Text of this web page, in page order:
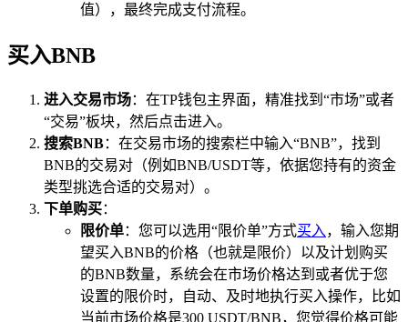
值），最终完成支付流程。
买入BNB
进入交易市场：在TP钱包主界面，精准找到“市场”或者
“交易”板块，然后点击进入。
搜索BNB：在交易市场的搜索栏中输入“BNB”，找到
BNB的交易对（例如BNB/USDT等，依据您持有的资金
类型挑选合适的交易对）。
下单购买：
限价单：您可以选用“限价单”方式买入 ，输入您期
望买入BNB的价格（也就是限价）以及计划购买
的BNB数量，系统会在市场价格达到或者优于您
设置的限价时，自动、及时地执行买入操作，比如
当前市场价格是300 USDT/BNB，您觉得价格可能